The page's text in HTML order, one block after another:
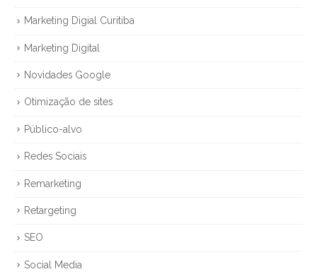
Marketing Digial Curitiba
Marketing Digital
Novidades Google
Otimização de sites
Público-alvo
Redes Sociais
Remarketing
Retargeting
SEO
Social Media